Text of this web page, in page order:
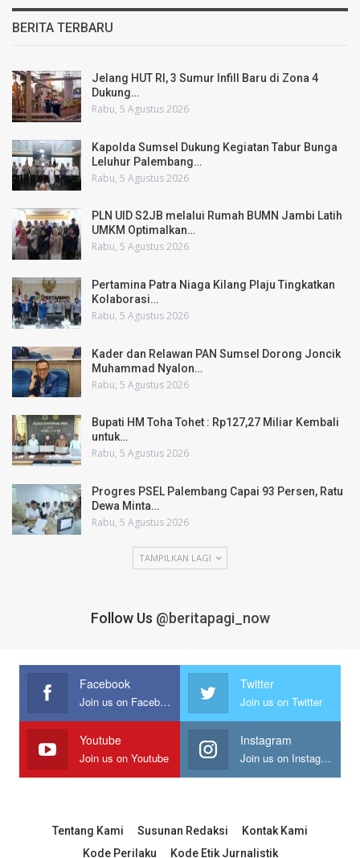
BERITA TERBARU
Jelang HUT RI, 3 Sumur Infill Baru di Zona 4
Dukung…
Rabu, 5 Agustus 2026
Kapolda Sumsel Dukung Kegiatan Tabur Bunga
Leluhur Palembang…
Rabu, 5 Agustus 2026
PLN UID S2JB melalui Rumah BUMN Jambi Latih
UMKM Optimalkan…
Rabu, 5 Agustus 2026
Pertamina Patra Niaga Kilang Plaju Tingkatkan
Kolaborasi…
Rabu, 5 Agustus 2026
Kader dan Relawan PAN Sumsel Dorong Joncik
Muhammad Nyalon…
Rabu, 5 Agustus 2026
Bupati HM Toha Tohet : Rp127,27 Miliar Kembali
untuk…
Rabu, 5 Agustus 2026
Progres PSEL Palembang Capai 93 Persen, Ratu
Dewa Minta…
Rabu, 5 Agustus 2026
TAMPILKAN LAGI
Follow Us @beritapagi_now
Facebook
Join us on Facebook
Twitter
Join us on Twitter
Youtube
Join us on Youtube
Instagram
Join us on Instagram
Tentang Kami Susunan Redaksi
Kontak Kami
Kode Perilaku
Kode Etik Jurnalistik